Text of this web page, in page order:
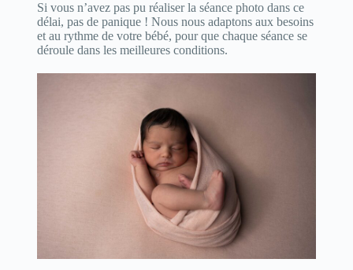
Si vous n’avez pas pu réaliser la séance photo dans ce
délai, pas de panique ! Nous nous adaptons aux besoins
et au rythme de votre bébé, pour que chaque séance se
déroule dans les meilleures conditions.